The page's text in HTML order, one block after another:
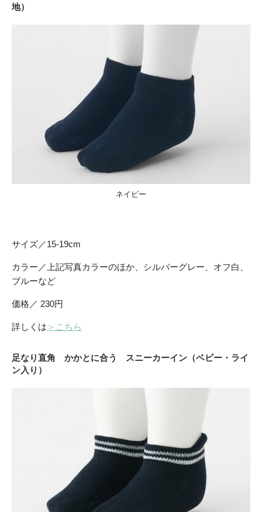
地）
ネイビー
サイズ／15-19cm
カラー／上記写真カラーのほか、シルバーグレー、オフ白、
ブルーなど
価格／ 230円
詳しくは ＞こちら
足なり直角 かかとに合う スニーカーイン（ベビー・ライ
ン入り）